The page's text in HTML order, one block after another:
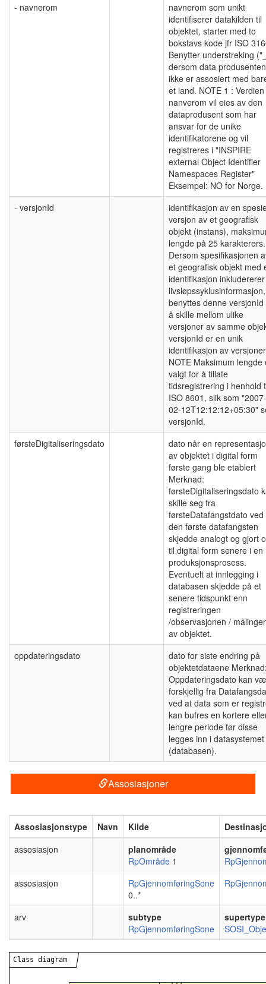
- navnerom
navnerom som unikt
identifiserer datakilden til
objektet, starter med to
bokstavs kode jfr ISO
Benytter understreking
dersom data produsenten
ikke er assosiert med
et land. NOTE 1 :
nanverom vil eies av den
dataprodusent som har
ansvar for de unike
identifikatorene og vil
registreres i "INSPIRE
external Object Identifier
Namespaces Register"
Eksempel: NO for Norge.
- versjonId
identifikasjon av en
versjon av et geografisk
objekt (instans),
lengde på 25 karakterers.
Dersom spesifikasjonen
et geografisk objekt med
identifikasjon inkludererer
livsløpssyklusinformasjon,
benyttes denne versjonId
å skille mellom ulike
versjoner av samme
versjonId er en unik
identifikasjon av
NOTE Maksimum lengde
valgt for å tillate
tidsregistrering i henhold
ISO 8601, slik som "2007-
02-12T12:12:12+05:30"
versjonId.
førsteDigitaliseringsdato
dato når en
av objektet i digital form
første gang ble etablert
Merknad:
førsteDigitaliseringsdato
skille seg fra
førsteDatafangstdato ved
den første datafangsten
skjedde analogt og gjort
til digital form senere i en
produksjonsprosess.
Eventuelt at innlegging i
databasen skjedde på et
senere tidspunkt enn
registreringen
/observasjonen /
av objektet.
oppdateringsdato
dato for siste endring på
objektetdataene
Oppdateringsdato kan
forskjellig fra
ved at data som er
kan bufres en kortere
lengre periode før disse
legges inn i datasystemet
(databasen).
Assosiasjoner
Assosiasjonstype Navn Kilde
assosiasjon
planområde
RpOmråde 1
assosiasjon
RpGjennomføringSone
0..*
arv
subtype
RpGjennomføringSone
supertype